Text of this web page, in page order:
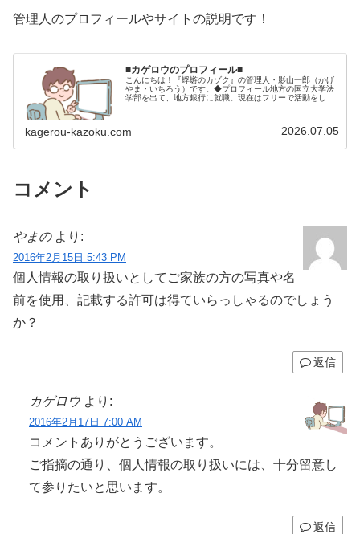
管理人のプロフィールやサイトの説明です！
■カゲロウのプロフィール■
こんにちは！『蜉蝣のカゾク』の管理人・影山一郎（かげ
やま・いちろう）です。◆プロフィール地方の国立大学法
学部を出て、地方銀行に就職。現在はフリーで活動をして
kagerou-kazoku.com 2026.07.05
コメント
やまの より:
2016年2月15日 5:43 PM
個人情報の取り扱いとしてご家族の方の写真や名
前を使用、記載する許可は得ていらっしゃるのでしょう
か？
返信
カゲロウ より:
2016年2月17日 7:00 AM
コメントありがとうございます。
ご指摘の通り、個人情報の取り扱いには、十分留意し
て参りたいと思います。
返信